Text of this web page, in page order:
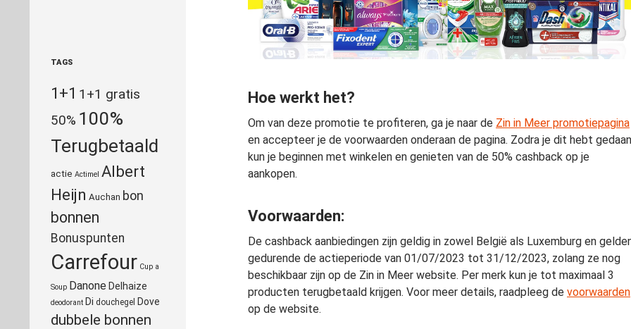
Hoe werkt het?
Om van deze promotie te profiteren, ga je naar de Zin in Meer promotiepagina
en accepteer je de voorwaarden onderaan de pagina. Zodra je dit hebt
kun je beginnen met winkelen en genieten van de 50% cashback op je
aankopen.
Voorwaarden:
De cashback aanbiedingen zijn geldig in zowel België als Luxemburg en
gedurende de actieperiode van 01/07/2023 tot 31/12/2023, zolang ze nog
beschikbaar zijn op de Zin in Meer website. Per merk kun je tot maximaal 3
producten terugbetaald krijgen. Voor meer details, raadpleeg de voorwaarden
op de website.
TAGS
1+1 1+1 gratis
50% 100%
Terugbetaald
actie Actimel Albert
Heijn Auchan bon
bonnen
Bonuspunten
Carrefour Cup a
Soup Danone Delhaize
deodorant Di douchegel Dove
dubbele bonnen